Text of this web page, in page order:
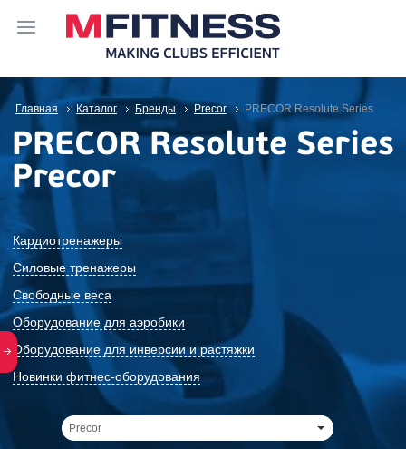
Главная Каталог Бренды Precor PRECOR Resolute Series
PRECOR Resolute Series
Precor
Кардиотренажеры
Силовые тренажеры
Свободные веса
Оборудование для аэробики
Оборудование для инверсии и растяжки
Новинки фитнес-оборудования
Precor